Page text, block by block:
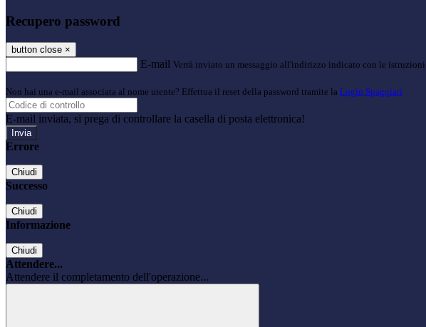
Recupero password
button close ×
E-mail Verrà inviato un messaggio all'indirizzo indicato con le istruzioni
Non hai una e-mail associata al nome utente? Effettua il reset della password tramite la Login Spaggiari
E-mail inviata, si prega di controllare la casella di posta elettronica!
Errore
Chiudi
Successo
Chiudi
Informazione
Chiudi
Attendere...
Attendere il completamento dell'operazione...